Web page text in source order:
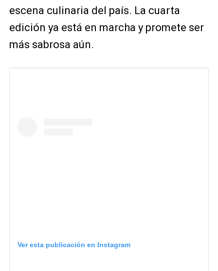
escena culinaria del país. La cuarta
edición ya está en marcha y promete ser
más sabrosa aún.
Ver esta publicación en Instagram